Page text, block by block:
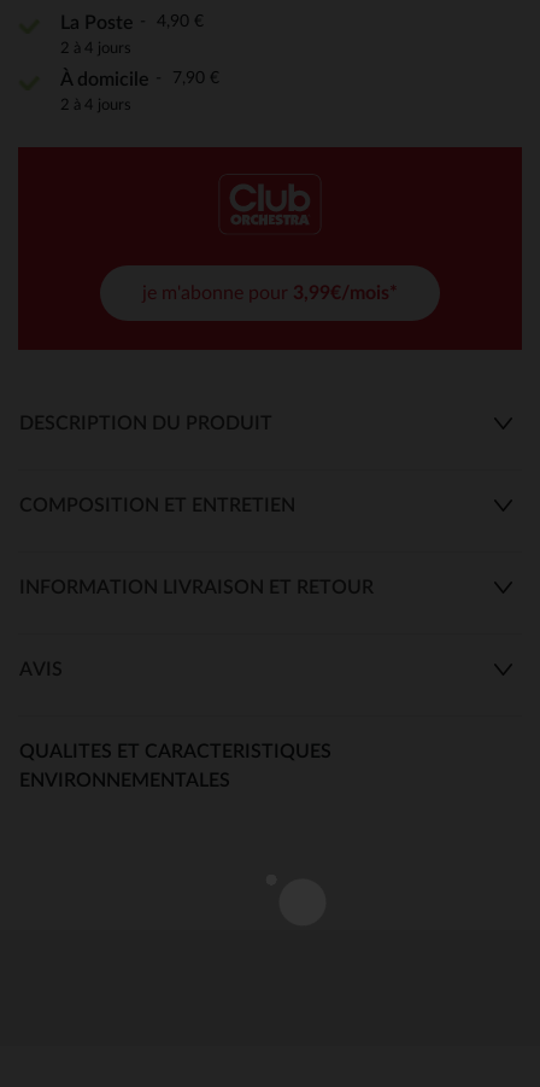
La Poste 4,90 €
2 à 4 jours
À domicile 7,90 €
2 à 4 jours
je m'abonne pour 3,99€/mois*
DESCRIPTION DU PRODUIT
COMPOSITION ET ENTRETIEN
INFORMATION LIVRAISON ET RETOUR
AVIS
QUALITES ET CARACTERISTIQUES
ENVIRONNEMENTALES